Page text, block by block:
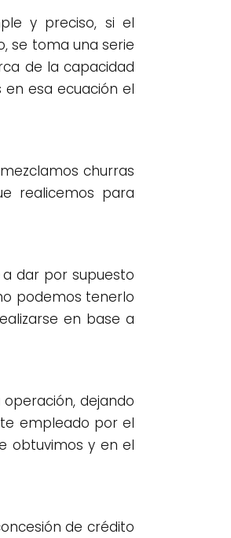
y preciso, si el
se toma una serie
de la capacidad
esa ecuación el
churras
realicemos para
dar por supuesto
podemos tenerlo
en base a
dejando
empleado por el
obtuvimos y en el
de crédito